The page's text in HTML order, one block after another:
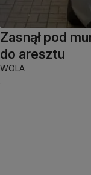
Zasnął pod
do aresztu
WOLA